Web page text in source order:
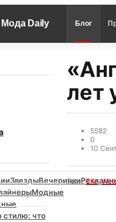
Мода Daily Блог
ЗвездыВечеринки
Модные
стилю: что
лет
5582
0
10
Теги:Elle,